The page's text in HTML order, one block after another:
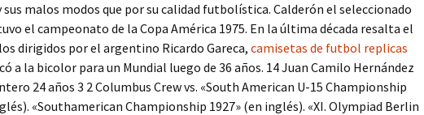
sus malos modos que por su calidad futbolística. Calderón el seleccionado
el campeonato de la Copa América 1975. En la última década resalta el
dirigidos por el argentino Ricardo Gareca, camisetas de futbol replicas
a la bicolor para un Mundial luego de 36 años. 14 Juan Camilo Hernández
24 años 3 2 Columbus Crew vs. «South American U-15 Championship
«Southamerican Championship 1927» (en inglés). «XI. Olympiad Berlin